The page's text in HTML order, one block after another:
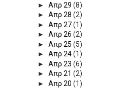
►Απρ 29(8)
►Απρ 28(2)
►Απρ 27(1)
►Απρ 26(2)
►Απρ 25(5)
►Απρ 24(1)
►Απρ 23(6)
►Απρ 21(2)
►Απρ 20(1)